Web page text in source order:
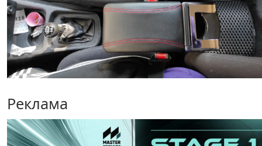
Реклама